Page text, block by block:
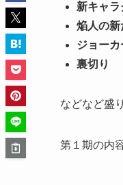
新キャ
焔人の新
ジョー
裏切り
などなど盛
第１期の内